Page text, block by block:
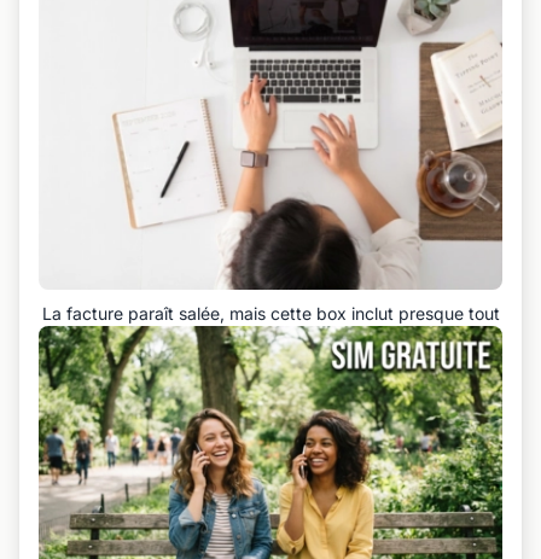
La facture paraît salée, mais cette box inclut presque tout